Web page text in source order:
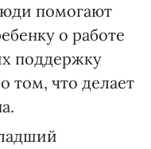
помогают
о работе
поддержку
том, что делает